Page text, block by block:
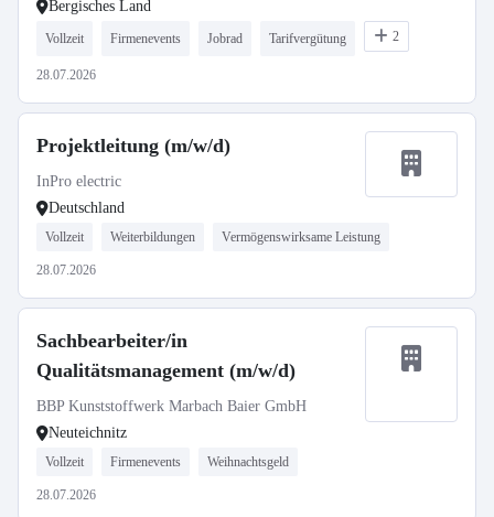
Bergisches Land
Vollzeit Firmenevents Jobrad Tarifvergütung 2
28.07.2026
Projektleitung (m/w/d)
InPro electric
Deutschland
Vollzeit Weiterbildungen Vermögenswirksame Leistung
28.07.2026
Sachbearbeiter/in
Qualitätsmanagement (m/w/d)
BBP Kunststoffwerk Marbach Baier GmbH
Neuteichnitz
Vollzeit Firmenevents Weihnachtsgeld
28.07.2026